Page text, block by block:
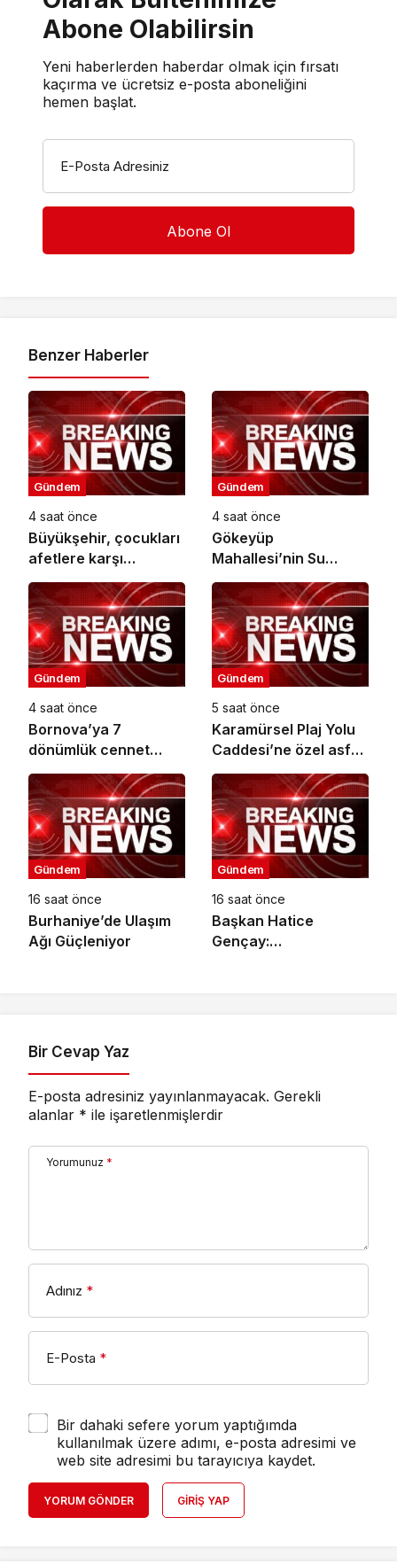
Abone Olabilirsin
Yeni haberlerden haberdar olmak için fırsatı
kaçırma ve ücretsiz e-posta aboneliğini
hemen başlat.
E-Posta Adresiniz
Benzer Haberler
Gündem
4 saat önce
Büyükşehir, çocukları
afetlere karşı
bilinçlendiriyor
Gündem
4 saat önce
Gökeyüp
Mahallesi’nin Su
Sorunu Çözüme
Kavuşturuldu
Gündem
4 saat önce
Bornova’ya 7
dönümlük cennet
bahçesi
Gündem
5 saat önce
Karamürsel Plaj Yolu
Caddesi’ne özel asfalt
dokunuşu
Gündem
16 saat önce
Burhaniye’de Ulaşım
Ağı Güçleniyor
Gündem
16 saat önce
Başkan Hatice
Gençay:
Bir Cevap Yaz
E-posta adresiniz yayınlanmayacak. Gerekli
alanlar * ile işaretlenmişlerdir
Yorumunuz *
Adınız *
E-Posta *
Bir dahaki sefere yorum yaptığımda
kullanılmak üzere adımı, e-posta adresimi ve
web site adresimi bu tarayıcıya kaydet.
YORUM GÖNDER GIRIŞ YAP